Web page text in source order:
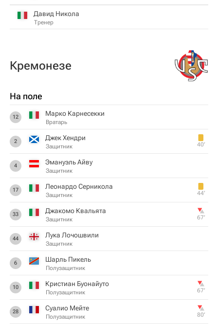
Давид Никола
Тренер
Кремонезе
На поле
12 Марко Карнесекки
Вратарь
2 Джек Хендри
Защитник 40‎’‎
4 Эмануэль Айву
Защитник
17 Леонардо Серникола
Защитник 44‎’‎
33 Джакомо Квальята
Защитник 67‎’‎
44 Лука Лочошвили
Защитник
6 Шарль Пикель
Полузащитник
10 Кристиан Буонайуто
Полузащитник 67‎’‎
28 Суалио Мейте
Полузащитник 80‎’‎